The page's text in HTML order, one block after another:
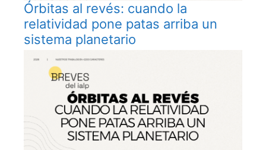
Órbitas al revés: cuando la
relatividad pone patas arriba un
sistema planetario